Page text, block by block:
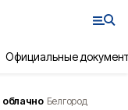
Официальные
облачно Белгород